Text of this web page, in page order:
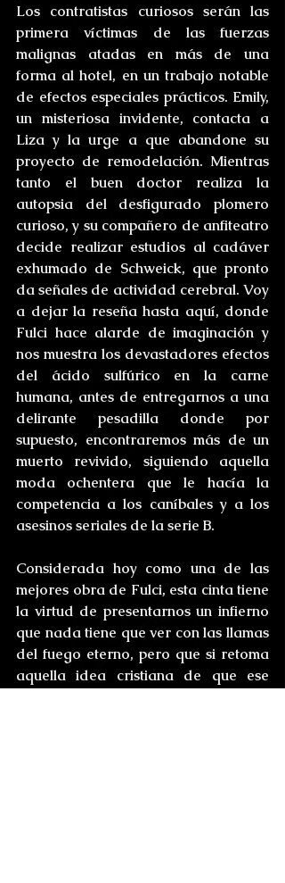
Los contratistas curiosos serán las
primera víctimas de las fuerzas
malignas atadas en más de una
forma al hotel, en un trabajo notable
de efectos especiales prácticos. Emily,
un misteriosa invidente, contacta a
Liza y la urge a que abandone su
proyecto de remodelación. Mientras
tanto el buen doctor realiza la
autopsia del desfigurado plomero
curioso, y su compañero de anfiteatro
decide realizar estudios al cadáver
exhumado de Schweick, que pronto
da señales de actividad cerebral. Voy
a dejar la reseña hasta aquí, donde
Fulci hace alarde de imaginación y
nos muestra los devastadores efectos
del ácido sulfúrico en la carne
humana, antes de entregarnos a una
delirante pesadilla donde por
supuesto, encontraremos más de un
muerto revivido, siguiendo aquella
moda ochentera que le hacía la
competencia a los caníbales y a los
asesinos seriales de la serie B.
Considerada hoy como una de las
mejores obra de Fulci, esta cinta tiene
la virtud de presentarnos un infierno
que nada tiene que ver con las llamas
del fuego eterno, pero que si retoma
aquella idea cristiana de que ese